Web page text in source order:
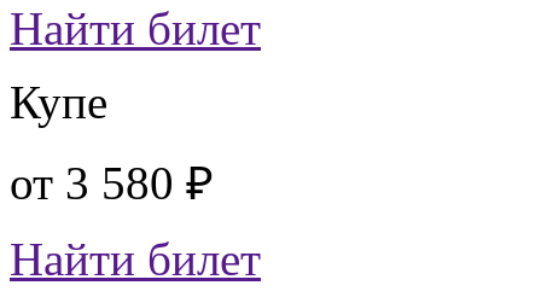
Найти билет
Купе
от 3 580 ₽
Найти билет